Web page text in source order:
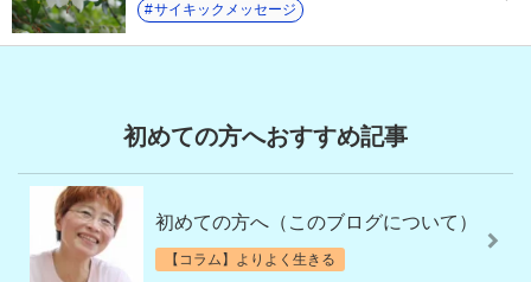
サイキックメッセージ
初めての方へおすすめ記事
初めての方へ（このブログについて）
【コラム】よりよく生きる